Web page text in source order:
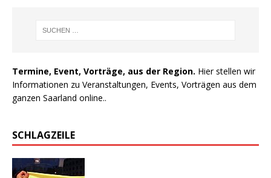
Termine, Event, Vorträge, aus der Region. Hier stellen wir
Informationen zu Veranstaltungen, Events, Vorträgen aus dem
ganzen Saarland online..
SCHLAGZEILE